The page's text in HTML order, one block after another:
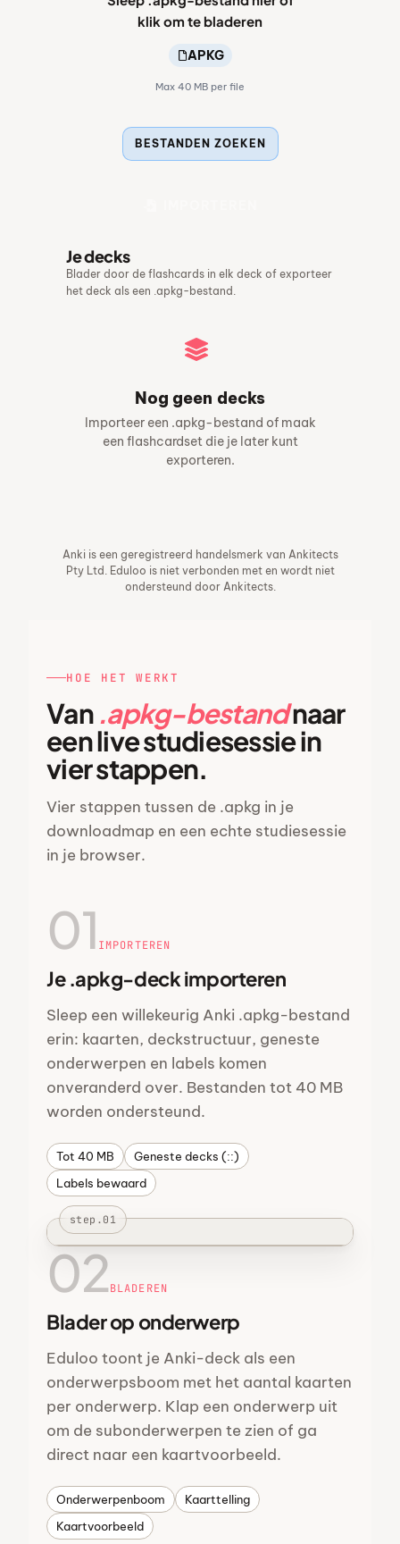
klik om te bladeren
APKG
Max 40 MB per file
BESTANDEN ZOEKEN
Je decks
Blader door de flashcards in elk deck of exporteer
het deck als een .apkg-bestand.
Nog geen decks
Importeer een .apkg-bestand of maak
een flashcardset die je later kunt
exporteren.
Anki is een geregistreerd handelsmerk van Ankitects
Pty Ltd. Eduloo is niet verbonden met en wordt niet
ondersteund door Ankitects.
HOE HET WERKT
Van .apkg-bestandnaar
een live studiesessie in
vier stappen.
Vier stappen tussen de .apkg in je
downloadmap en een echte studiesessie
in je browser.
01 IMPORTEREN
Je .apkg-deck importeren
Sleep een willekeurig Anki .apkg-bestand
erin: kaarten, deckstructuur, geneste
onderwerpen en labels komen
onveranderd over. Bestanden tot 40 MB
worden ondersteund.
Tot 40 MB
Geneste decks (::)
Labels bewaard
step.01
02BLADEREN
Blader op onderwerp
Eduloo toont je Anki-deck als een
onderwerpsboom met het aantal kaarten
per onderwerp. Klap een onderwerp uit
om de subonderwerpen te zien of ga
direct naar een kaartvoorbeeld.
Onderwerpenboom
Kaarttelling
Kaartvoorbeeld